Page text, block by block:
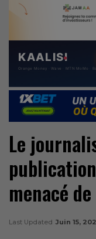
Le
menacé
Last Updated Juin 15,